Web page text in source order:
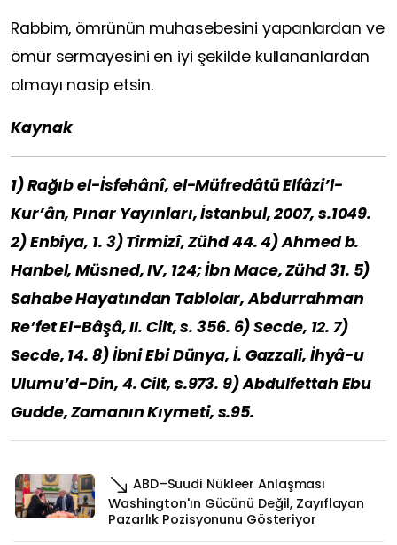
Rabbim, ömrünün muhasebesini yapanlardan ve
ömür sermayesini en iyi şekilde kullananlardan
olmayı nasip etsin.
Kaynak
1) Rağıb el-İsfehânî, el-Müfredâtü Elfâzi’l-
Kur’ân, Pınar Yayınları, İstanbul, 2007, s.1049.
2) Enbiya, 1. 3) Tirmizî, Zühd 44. 4) Ahmed b.
Hanbel, Müsned, IV, 124; İbn Mace, Zühd 31. 5)
Sahabe Hayatından Tablolar, Abdurrahman
Re’fet El-Bâşâ, II. Cilt, s. 356. 6) Secde, 12. 7)
Secde, 14. 8) İbni Ebi Dünya, İ. Gazzali, İhyâ-u
Ulumu’d-Din, 4. Cilt, s.973. 9) Abdulfettah Ebu
Gudde, Zamanın Kıymeti, s.95.
ABD–Suudi Nükleer Anlaşması
Washington'ın Gücünü Değil, Zayıflayan
Pazarlık Pozisyonunu Gösteriyor